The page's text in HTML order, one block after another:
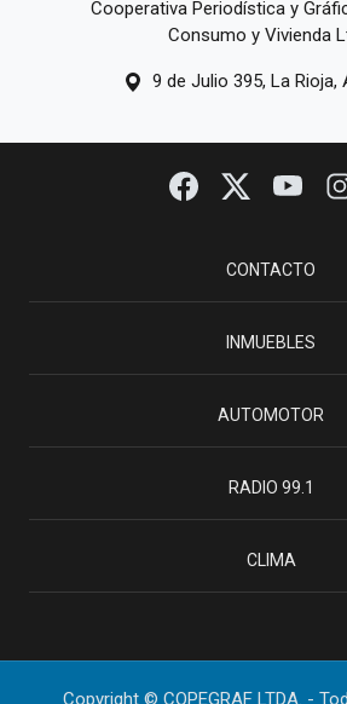
Cooperativa Periodística y
Consumo y Vivienda
9 de Julio 395, La Rioja,
CONTACTO
INMUEBLES
AUTOMOTOR
RADIO 99.1
CLIMA
Copyright © COPEGRAF LTDA. -